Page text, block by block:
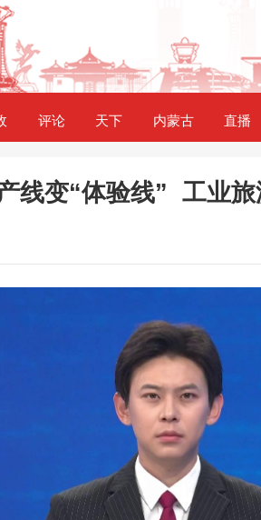
评论 天下 内蒙古 直播
线变“体验线” 工业